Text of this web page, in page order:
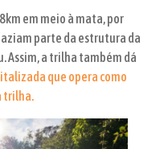
em meio à mata, por
parte da estrutura da
Assim, a trilha também dá
que opera como
trilha.